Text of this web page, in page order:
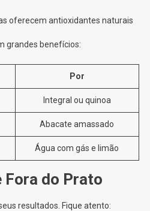
oferecem antioxidantes naturais
grandes benefícios:
Por
Integral ou quinoa
Abacate amassado
Água com gás e limão
Fora do Prato
resultados. Fique atento: